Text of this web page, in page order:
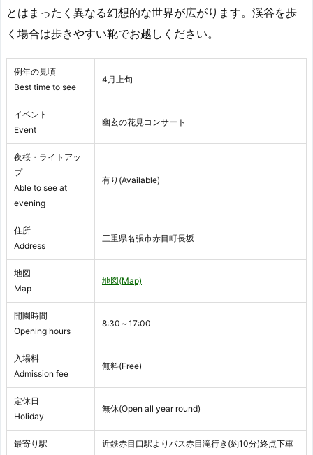
とはまったく異なる幻想的な世界が広がります。渓谷を歩
く場合は歩きやすい靴でお越しください。
例年の見頃
Best time to see
4月上旬
イベント
Event
幽玄の花見コンサート
夜桜・ライトアッ
プ
Able to see at
evening
有り(Available)
住所
Address
三重県名張市赤目町長坂
地図
Map
地図(Map)
開園時間
Opening hours
8:30～17:00
入場料
Admission fee
無料(Free)
定休日
Holiday
無休(Open all year round)
最寄り駅
近鉄赤目口駅よりバス赤目滝行き(約10分)終点下車